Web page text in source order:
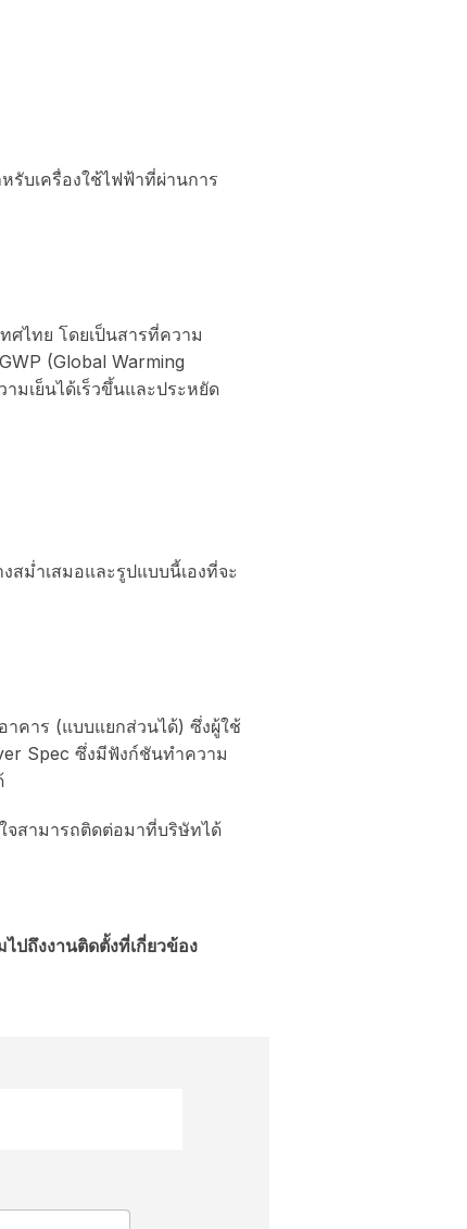
รับเครื่องใช้ไฟฟ้าที่ผ่านการ
ศไทย โดยเป็นสารที่ความ
(Global Warming
มเย็นได้เร็วขึ้นและประหยัด
ม่ำเสมอและรูปแบบนี้เองที่จะ
าคาร (แบบแยกส่วนได้) ซึ่งผู้ใช้
Spec ซึ่งมีฟังก์ชันทำความ
จสามารถติดต่อมาที่บริษัทได้
ปถึงงานติดตั้งที่เกี่ยวข้อง